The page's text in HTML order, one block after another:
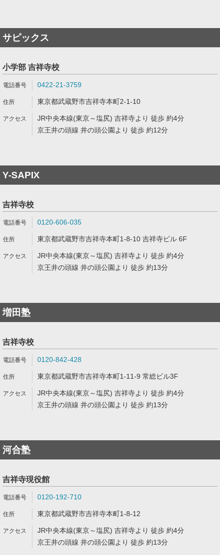
サピックス
小学部 吉祥寺校
0422-21-3759
東京都武蔵野市吉祥寺本町2-1-10
JR中央本線(東京～塩尻) 吉祥寺より 徒歩 約4分
京王井の頭線 井の頭公園より 徒歩 約12分
Y-SAPIX
吉祥寺校
0120-606-035
東京都武蔵野市吉祥寺本町1-8-10 吉祥寺ビル 6F
JR中央本線(東京～塩尻) 吉祥寺より 徒歩 約4分
京王井の頭線 井の頭公園より 徒歩 約13分
増田塾
吉祥寺校
0120-842-428
東京都武蔵野市吉祥寺本町1-11-9 常総ビル3F
JR中央本線(東京～塩尻) 吉祥寺より 徒歩 約4分
京王井の頭線 井の頭公園より 徒歩 約13分
河合塾
吉祥寺現役館
0120-192-710
東京都武蔵野市吉祥寺本町1-8-12
JR中央本線(東京～塩尻) 吉祥寺より 徒歩 約4分
京王井の頭線 井の頭公園より 徒歩 約13分